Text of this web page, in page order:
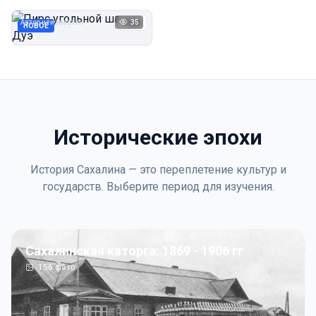
НОВОЕ 1923
Автор неизвестен 35
Исторические эпохи
История Сахалина — это переплетение культур и
государств. Выберите период для изучения.
Сахалинская каторга: 1869 - 1906 гг
156фото